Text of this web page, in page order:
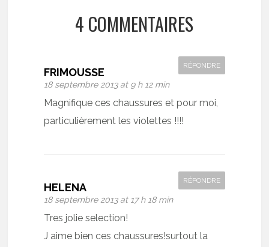
4 COMMENTAIRES
FRIMOUSSE
18 septembre 2013 at 9 h 12 min
RÉPONDRE
Magnifique ces chaussures et pour moi,
particulièrement les violettes !!!!
HELENA
18 septembre 2013 at 17 h 18 min
RÉPONDRE
Tres jolie selection!
J aime bien ces chaussures!surtout la